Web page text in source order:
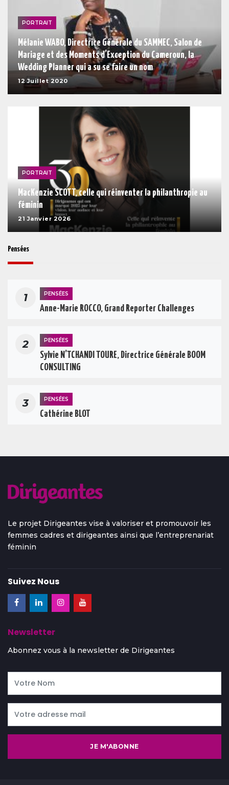
PORTRAIT
Mélanie WABO, Directrice Générale du SAMMEC, Salon de
Mariage et des Moments d’Exception du Cameroun, la
Wedding Planner qui a su se faire un nom
12 Juillet 2020
PORTRAIT
MacKenzie SCOTT, celle qui réinventer la philanthropie au
féminin
21 Janvier 2026
Pensées
1 PENSÉES
Anne-Marie ROCCO, Grand Reporter Challenges
2 PENSÉES
Sylvie N’TCHANDI TOURE, Directrice Générale BOOM
CONSULTING
3 PENSÉES
Cathérine BLOT
Le projet Dirigeantes vise à valoriser et promouvoir les
femmes cadres et dirigeantes ainsi que l’entreprenariat
féminin
Suivez Nous
Newsletter
Abonnez vous à la newsletter de Dirigeantes
JE M'ABONNE